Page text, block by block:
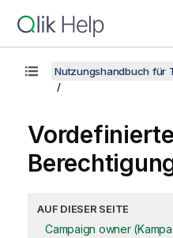
Nutzungshandbuch für
AUF DIESER SEITE
Campaign owner